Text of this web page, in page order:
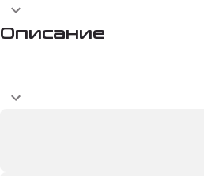
Описание